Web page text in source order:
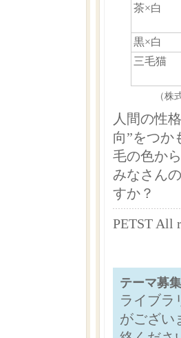
茶×白
黒×白
三毛猫
（
人間の性
向”をつか
毛の色か
みなさん
すか？
PETST All
テーマ募
ライブラ
がござい